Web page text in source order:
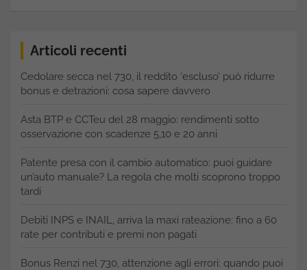
Articoli recenti
Cedolare secca nel 730, il reddito ‘escluso’ può ridurre
bonus e detrazioni: cosa sapere davvero
Asta BTP e CCTeu del 28 maggio: rendimenti sotto
osservazione con scadenze 5,10 e 20 anni
Patente presa con il cambio automatico: puoi guidare
un’auto manuale? La regola che molti scoprono troppo
tardi
Debiti INPS e INAIL, arriva la maxi rateazione: fino a 60
rate per contributi e premi non pagati
Bonus Renzi nel 730, attenzione agli errori: quando puoi